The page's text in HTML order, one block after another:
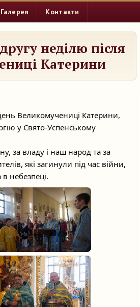
Галерея Контакти
неділю після
Катерини
Великомучениці Катерини,
у Свято-Успенському
за владу і наш народ та за
які загинули під час війни,
небезпеці.